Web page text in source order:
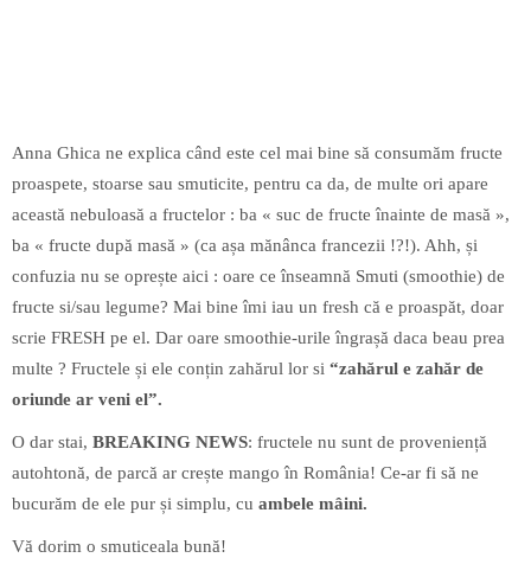
Anna Ghica ne explica când este cel mai bine să consumăm fructe
proaspete, stoarse sau smuticite, pentru ca da, de multe ori apare
această nebuloasă a fructelor : ba « suc de fructe înainte de masă »,
ba « fructe după masă » (ca așa mănânca francezii !?!). Ahh, și
confuzia nu se oprește aici : oare ce înseamnă Smuti (smoothie) de
fructe si/sau legume? Mai bine îmi iau un fresh că e proaspăt, doar
scrie FRESH pe el. Dar oare smoothie-urile îngrașă daca beau prea
multe ? Fructele și ele conțin zahărul lor si “zahărul e zahăr de
oriunde ar veni el”.
O dar stai, BREAKING NEWS: fructele nu sunt de proveniență
autohtonă, de parcă ar crește mango în România! Ce-ar fi să ne
bucurăm de ele pur și simplu, cu ambele mâini.
Vă dorim o smuticeala bună!